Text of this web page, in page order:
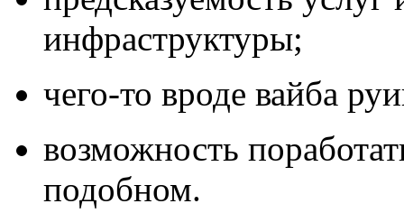
инфраструктуры;
чего-то вроде вайба
возможность
подобном.